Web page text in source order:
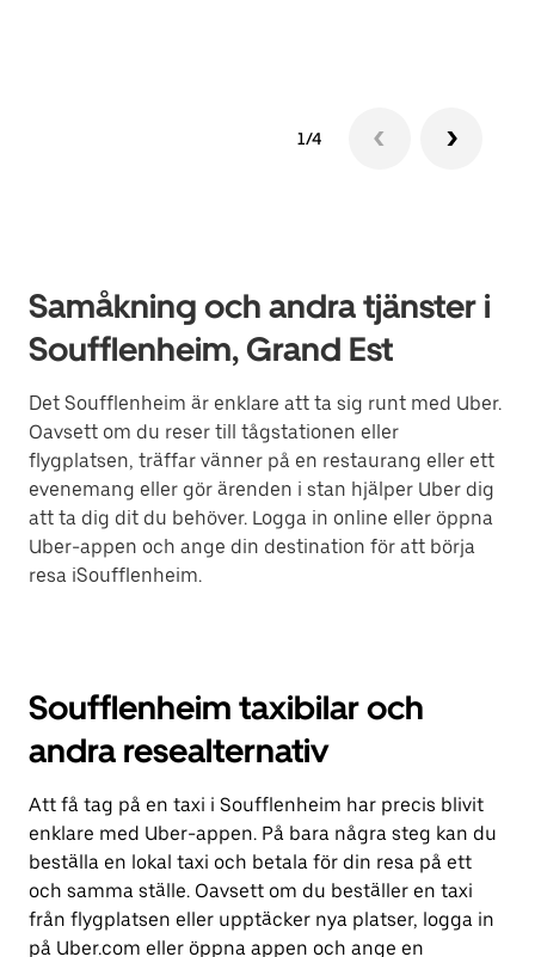
1/4
Samåkning och andra tjänster i
Soufflenheim, Grand Est
Det Soufflenheim är enklare att ta sig runt med Uber.
Oavsett om du reser till tågstationen eller
flygplatsen, träffar vänner på en restaurang eller ett
evenemang eller gör ärenden i stan hjälper Uber dig
att ta dig dit du behöver. Logga in online eller öppna
Uber-appen och ange din destination för att börja
resa iSoufflenheim.
Soufflenheim taxibilar och
andra resealternativ
Att få tag på en taxi i Soufflenheim har precis blivit
enklare med Uber-appen. På bara några steg kan du
beställa en lokal taxi och betala för din resa på ett
och samma ställe. Oavsett om du beställer en taxi
från flygplatsen eller upptäcker nya platser, logga in
på Uber.com eller öppna appen och ange en